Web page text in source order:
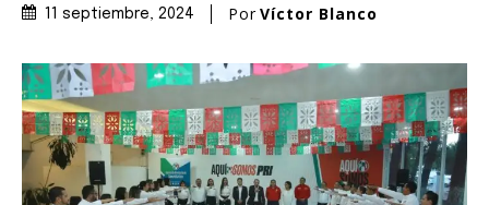
11 septiembre, 2024 PorVíctor Blanco